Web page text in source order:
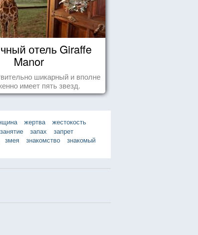
отель Giraffe
Manor
шикарный и вполне
имеет пять звезд.
жертва
жестокость
занятие запах
запрет
змея знакомство
знакомый